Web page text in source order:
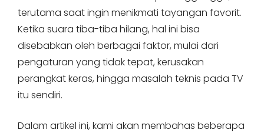
terutama saat ingin menikmati tayangan favorit.
Ketika suara tiba-tiba hilang, hal ini bisa
disebabkan oleh berbagai faktor, mulai dari
pengaturan yang tidak tepat, kerusakan
perangkat keras, hingga masalah teknis pada TV
itu sendiri.
Dalam artikel ini, kami akan membahas beberapa